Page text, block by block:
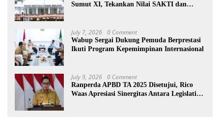
Sumut XI, Tekankan Nilai SAKTI dan
July 7, 2026 0 Comment
Wabup Sergai Dukung Pemuda Berprestasi
Ikuti Program Kepemimpinan Internasional
July 9, 2026 0 Comment
Ranperda APBD TA 2025 Disetujui, Rico
Waas Apresiasi Sinergitas Antara Legislatif